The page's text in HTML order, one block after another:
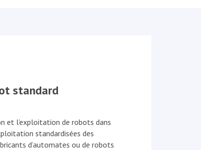
standard
et l’exploitation de robots dans
standardisées des
d’automates ou de robots